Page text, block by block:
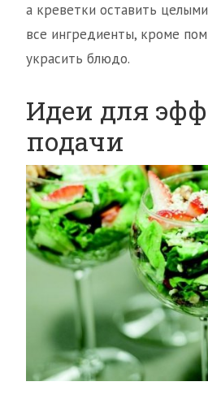
а креветки оставить
все ингредиенты, кроме
украсить блюдо.
Идеи для
подачи